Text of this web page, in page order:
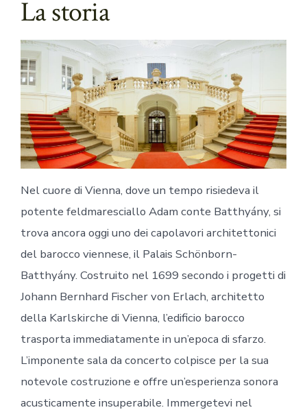
La storia
Nel cuore di Vienna, dove un tempo risiedeva il
potente feldmaresciallo Adam conte Batthyány, si
trova ancora oggi uno dei capolavori architettonici
del barocco viennese, il Palais Schönborn-
Batthyány. Costruito nel 1699 secondo i progetti di
Johann Bernhard Fischer von Erlach, architetto
della Karlskirche di Vienna, l’edificio barocco
trasporta immediatamente in un’epoca di sfarzo.
L’imponente sala da concerto colpisce per la sua
notevole costruzione e offre un’esperienza sonora
acusticamente insuperabile. Immergetevi nel